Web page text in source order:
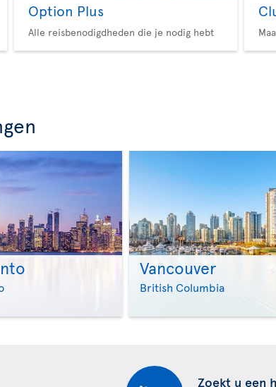
Option Plus
Alle reisbenodigdheden die je nodig hebt
>
Vancouver
British Columbia
Zoekt u een